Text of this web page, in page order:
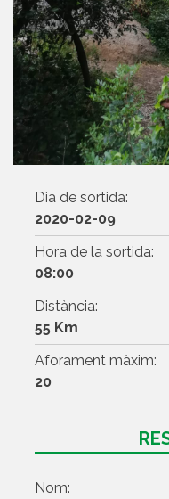
Dia de sortida:
2020-02-09
Hora de la sortida:
08:00
Distància:
55 Km
Aforament màxim:
20
Nom: